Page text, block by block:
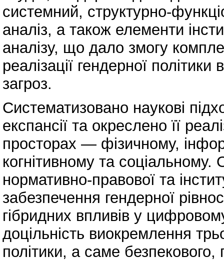
системний, структурно-
аналіз, а також елементи
аналізу, що дало змогу
реалізації гендерної
загроз.
Систематизовано наукові
експансії та окреслено її
просторах — фізичному,
когнітивному та соціальному.
нормативно-правової та
забезпечення гендерної
гібридних впливів у
доцільність виокремлення
політики, а саме безпекового,